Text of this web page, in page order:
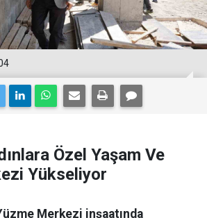
Özel Yaşam Ve
Yükseliyor
Merkezi inşaatında